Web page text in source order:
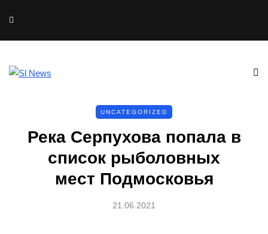
UNCATEGORIZED
Река Серпухова попала в
список рыболовных
мест Подмосковья
21.06.2021